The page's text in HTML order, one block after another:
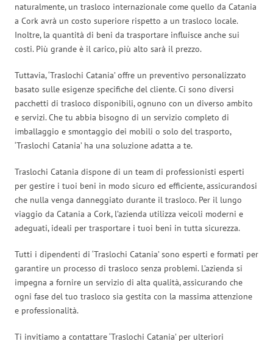
naturalmente, un trasloco internazionale come quello da Catania
a Cork avrà un costo superiore rispetto a un trasloco locale.
Inoltre, la quantità di beni da trasportare influisce anche sui
costi. Più grande è il carico, più alto sarà il prezzo.
Tuttavia, ‘Traslochi Catania’ offre un preventivo personalizzato
basato sulle esigenze specifiche del cliente. Ci sono diversi
pacchetti di trasloco disponibili, ognuno con un diverso ambito
e servizi. Che tu abbia bisogno di un servizio completo di
imballaggio e smontaggio dei mobili o solo del trasporto,
‘Traslochi Catania’ ha una soluzione adatta a te.
Traslochi Catania dispone di un team di professionisti esperti
per gestire i tuoi beni in modo sicuro ed efficiente, assicurandosi
che nulla venga danneggiato durante il trasloco. Per il lungo
viaggio da Catania a Cork, l’azienda utilizza veicoli moderni e
adeguati, ideali per trasportare i tuoi beni in tutta sicurezza.
Tutti i dipendenti di ‘Traslochi Catania’ sono esperti e formati per
garantire un processo di trasloco senza problemi. L’azienda si
impegna a fornire un servizio di alta qualità, assicurando che
ogni fase del tuo trasloco sia gestita con la massima attenzione
e professionalità.
Ti invitiamo a contattare ‘Traslochi Catania’ per ulteriori